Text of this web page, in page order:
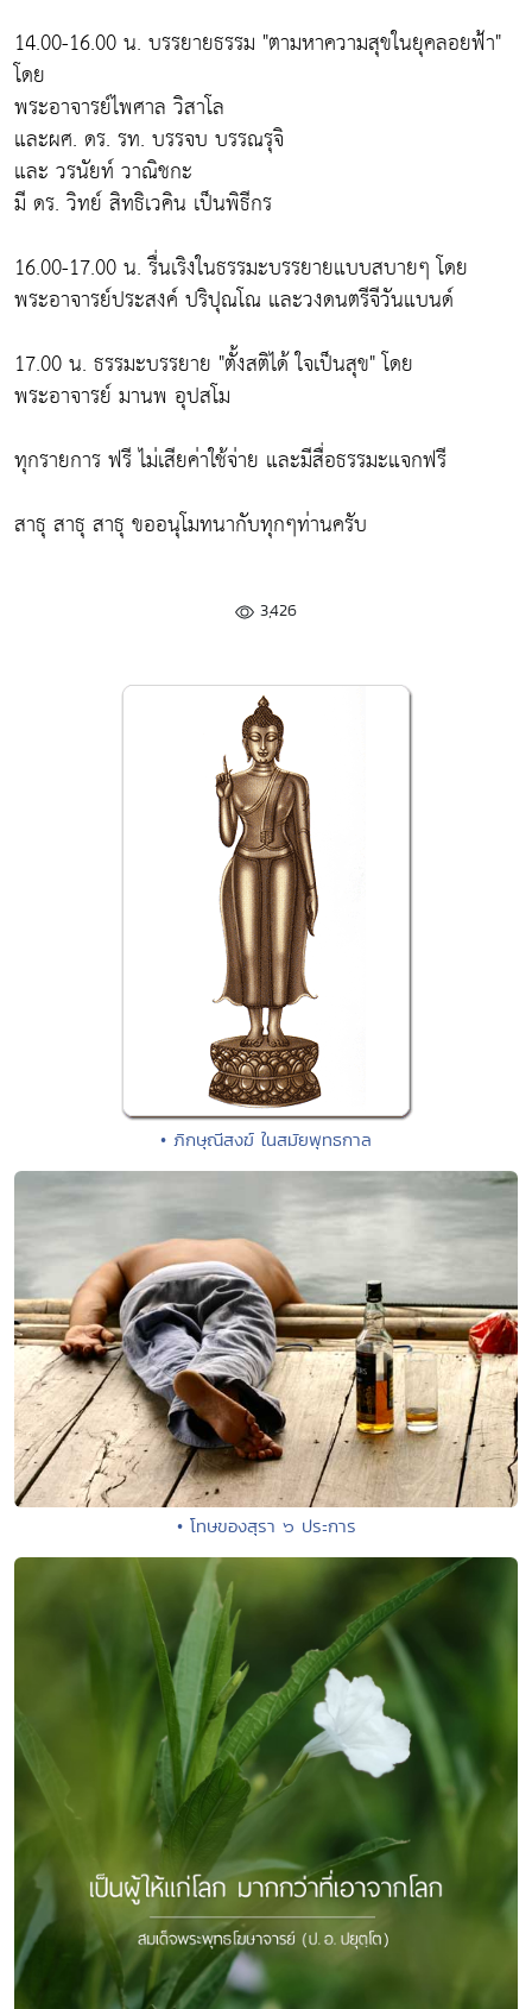
14.00-16.00 น. บรรยายธรรม "ตามหาความสุขในยุคลอยฟ้า"
โดย
พระอาจารย์ไพศาล วิสาโล
และผศ. ดร. รท. บรรจบ บรรณรุจิ
และ วรนัยท์ วาณิชกะ
มี ดร. วิทย์ สิทธิเวคิน เป็นพิธีกร
16.00-17.00 น. รื่นเริงในธรรมะบรรยายแบบสบายๆ โดย
พระอาจารย์ประสงค์ ปริปุณโณ และวงดนตรีจีวันแบนด์
17.00 น. ธรรมะบรรยาย "ตั้งสติได้ ใจเป็นสุข" โดย
พระอาจารย์ มานพ อุปสโม
ทุกรายการ ฟรี ไม่เสียค่าใช้จ่าย และมีสื่อธรรมะแจกฟรี
สาธุ สาธุ สาธุ ขออนุโมทนากับทุกๆท่านครับ
3,426
• ภิกษุณีสงฆ์ ในสมัยพุทธกาล
• โทษของสุรา ๖ ประการ